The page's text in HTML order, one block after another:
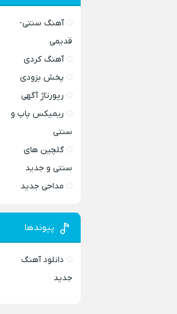
آهنگ سنتی-
قدیمی
آهنگ کردی
پخش بزودی
رپورتاژ آگهی
ریمیکس پاپ و
سنتی
گلچین های
سنتی و جدید
مداحی جدید
پیوندها
دانلود آهنگ
جدید